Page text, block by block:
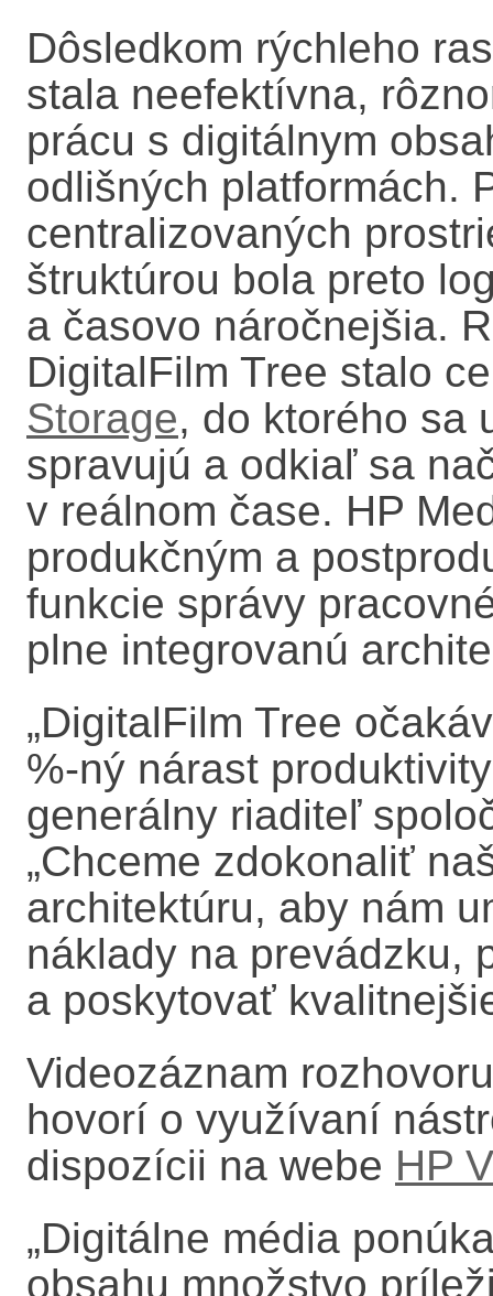
Dôsledkom rýchleho
stala neefektívna,
prácu s digitálnym
odlišných platformách.
centralizovaných
štruktúrou bola preto
a časovo náročnejšia.
DigitalFilm Tree stalo
Storage, do ktorého sa
spravujú a odkiaľ sa
v reálnom čase. HP
produkčným a
funkcie správy
plne integrovanú
„DigitalFilm Tree
%-ný nárast
generálny riaditeľ
„Chceme zdokonaliť
architektúru, aby nám
náklady na prevádzku,
a poskytovať
Videozáznam
hovorí o využívaní
dispozícii na webe HP
„Digitálne média
obsahu množstvo